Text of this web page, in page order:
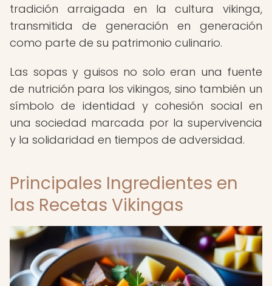
tradición arraigada en la cultura vikinga,
transmitida de generación en generación
como parte de su patrimonio culinario.
Las sopas y guisos no solo eran una fuente
de nutrición para los vikingos, sino también un
símbolo de identidad y cohesión social en
una sociedad marcada por la supervivencia
y la solidaridad en tiempos de adversidad.
Principales Ingredientes en
las Recetas Vikingas